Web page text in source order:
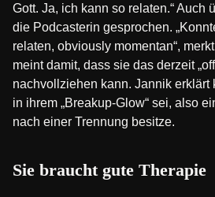
Gott. Ja, ich kann so relaten.“ Auch
die Podcasterin gesprochen.
relaten, obviously momentan“,
meint damit, dass sie das derzeit
nachvollziehen kann. Jannik erklärt
in ihrem „Breakup-Glow“ sei, also
nach einer Trennung besitze.
Sie braucht gute Therapie